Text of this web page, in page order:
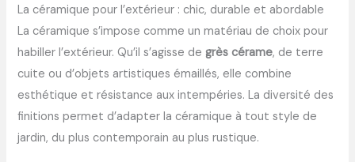
La céramique pour l’extérieur : chic, durable et abordable
La céramique s’impose comme un matériau de choix pour
habiller l’extérieur. Qu’il s’agisse de grès cérame, de terre
cuite ou d’objets artistiques émaillés, elle combine
esthétique et résistance aux intempéries. La diversité des
finitions permet d’adapter la céramique à tout style de
jardin, du plus contemporain au plus rustique.